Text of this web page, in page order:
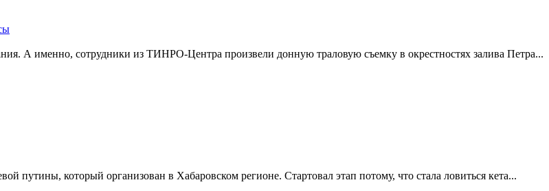
А именно, сотрудники из ТИНРО-Центра произвели донную траловую съемку в окрестностях залива Петра...
путины, который организован в Хабаровском регионе. Стартовал этап потому, что стала ловиться кета...